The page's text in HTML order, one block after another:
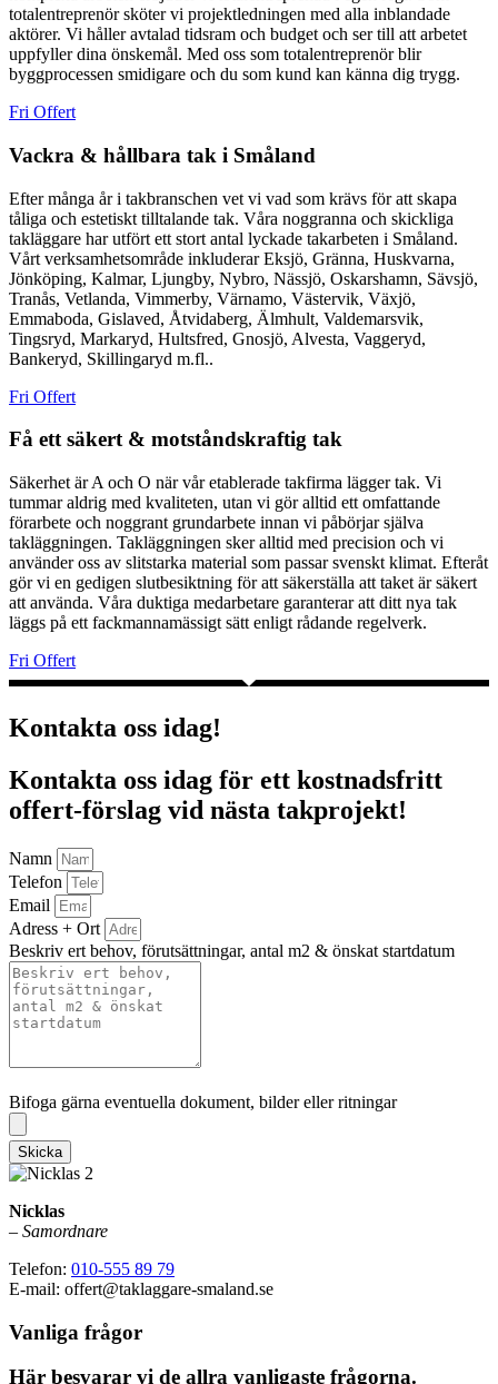
totalentreprenör sköter vi projektledningen med alla inblandade
aktörer. Vi håller avtalad tidsram och budget och ser till att arbetet
uppfyller dina önskemål. Med oss som totalentreprenör blir
byggprocessen smidigare och du som kund kan känna dig trygg.
Fri Offert
Vackra & hållbara tak i Småland
Efter många år i takbranschen vet vi vad som krävs för att skapa
tåliga och estetiskt tilltalande tak. Våra noggranna och skickliga
takläggare har utfört ett stort antal lyckade takarbeten i Småland.
Vårt verksamhetsområde inkluderar Eksjö, Gränna, Huskvarna,
Jönköping, Kalmar, Ljungby, Nybro, Nässjö, Oskarshamn, Sävsjö,
Tranås, Vetlanda, Vimmerby, Värnamo, Västervik, Växjö,
Emmaboda, Gislaved, Åtvidaberg, Älmhult, Valdemarsvik,
Tingsryd, Markaryd, Hultsfred, Gnosjö, Alvesta, Vaggeryd,
Bankeryd, Skillingaryd m.fl..
Fri Offert
Få ett säkert & motståndskraftig tak
Säkerhet är A och O när vår etablerade takfirma lägger tak. Vi
tummar aldrig med kvaliteten, utan vi gör alltid ett omfattande
förarbete och noggrant grundarbete innan vi påbörjar själva
takläggningen. Takläggningen sker alltid med precision och vi
använder oss av slitstarka material som passar svenskt klimat. Efteråt
gör vi en gedigen slutbesiktning för att säkerställa att taket är säkert
att använda. Våra duktiga medarbetare garanterar att ditt nya tak
läggs på ett fackmannamässigt sätt enligt rådande regelverk.
Fri Offert
Kontakta oss idag!
Kontakta oss idag för ett kostnadsfritt
offert-förslag vid nästa takprojekt!
Namn
Telefon
Email
Adress + Ort
Beskriv ert behov, förutsättningar, antal m2 & önskat startdatum
Bifoga gärna eventuella dokument, bilder eller ritningar
Skicka
Nicklas
– Samordnare
Telefon: 010-555 89 79
E-mail: offert@taklaggare-smaland.se
Vanliga frågor
Här besvarar vi de allra vanligaste frågorna.